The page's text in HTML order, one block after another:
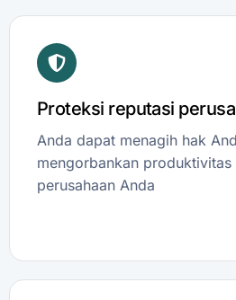
Proteksi reputasi
Anda dapat menagih hak
mengorbankan produktivitas
perusahaan Anda